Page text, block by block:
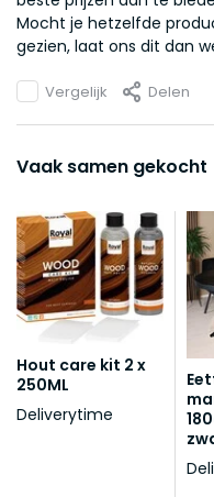
Mocht je hetzelfde
gezien, laat ons dit dan
Vergelijk Delen
Vaak samen gekocht
Hout care kit 2 x
250ML
Deliverytime